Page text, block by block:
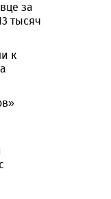
за
тысяч
к